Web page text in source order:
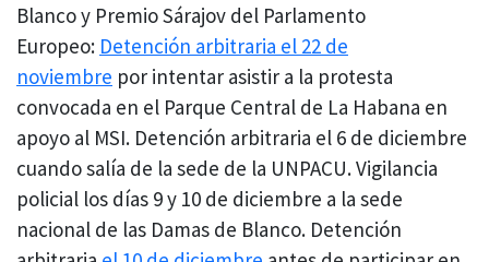
Blanco y Premio Sárajov del Parlamento
Europeo: Detención arbitraria el 22 de
noviembre por intentar asistir a la protesta
convocada en el Parque Central de La Habana en
apoyo al MSI. Detención arbitraria el 6 de diciembre
cuando salía de la sede de la UNPACU. Vigilancia
policial los días 9 y 10 de diciembre a la sede
nacional de las Damas de Blanco. Detención